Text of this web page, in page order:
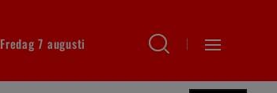
Fredag 7 augusti